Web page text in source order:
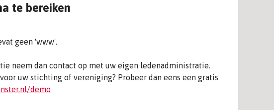
te bereiken
geen 'www'.
neem dan contact op met uw eigen ledenadministratie.
uw stichting of vereniging? Probeer dan eens een gratis
demo